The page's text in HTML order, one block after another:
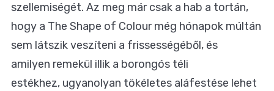
szellemiségét. Az meg már csak a hab a tortán,
hogy a The Shape of Colour még hónapok múltán
sem látszik veszíteni a frissességéből, és
amilyen remekül illik a borongós téli
estékhez, ugyanolyan tökéletes aláfestése lehet